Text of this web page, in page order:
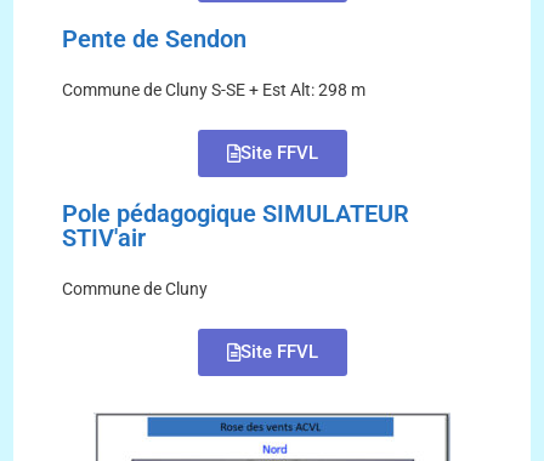
Pente de Sendon
Commune de Cluny S-SE + Est Alt: 298 m
Site FFVL
Pole pédagogique SIMULATEUR
STIV'air
Commune de Cluny
Site FFVL